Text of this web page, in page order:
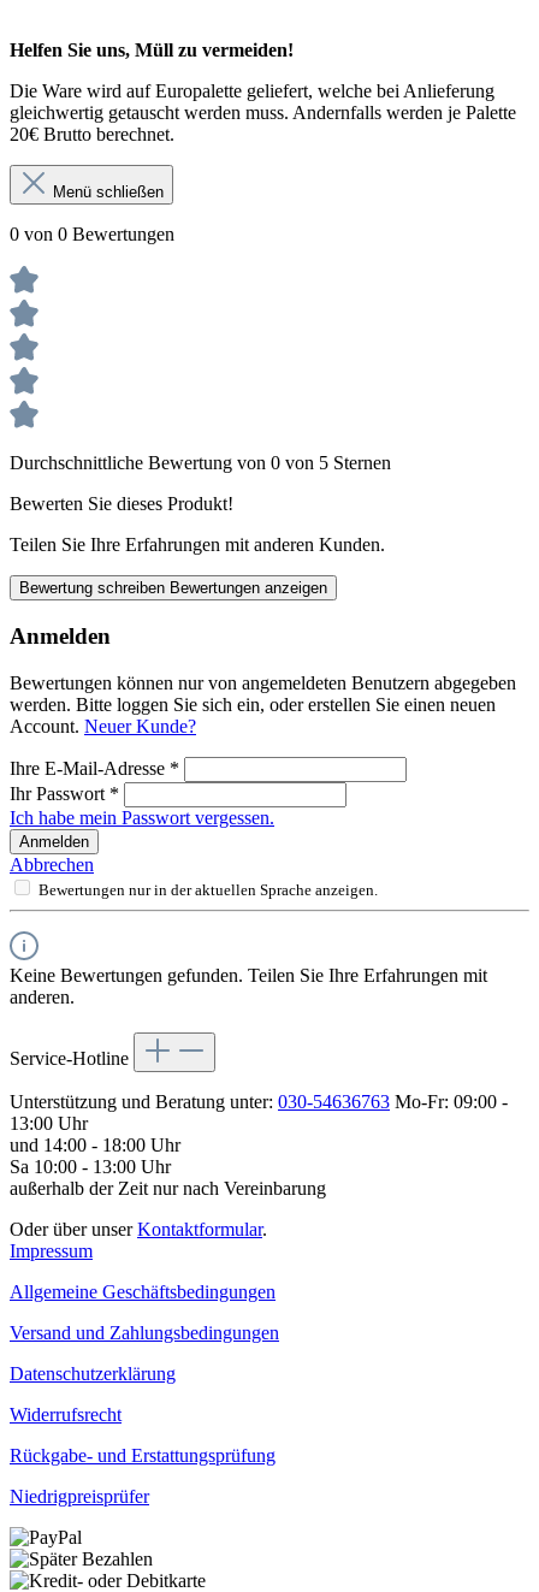
Helfen Sie uns, Müll zu vermeiden!
Die Ware wird auf Europalette geliefert, welche bei Anlieferung
gleichwertig getauscht werden muss. Andernfalls werden je Palette
20€ Brutto berechnet.
Menü schließen
0 von 0 Bewertungen
Durchschnittliche Bewertung von 0 von 5 Sternen
Bewerten Sie dieses Produkt!
Teilen Sie Ihre Erfahrungen mit anderen Kunden.
Bewertung schreiben Bewertungen anzeigen
Anmelden
Bewertungen können nur von angemeldeten Benutzern abgegeben
werden. Bitte loggen Sie sich ein, oder erstellen Sie einen neuen
Account. Neuer Kunde?
Ihre E-Mail-Adresse *
Ihr Passwort *
Ich habe mein Passwort vergessen.
Anmelden
Abbrechen
Bewertungen nur in der aktuellen Sprache anzeigen.
Keine Bewertungen gefunden. Teilen Sie Ihre Erfahrungen mit
anderen.
Service-Hotline
Unterstützung und Beratung unter: 030-54636763 Mo-Fr: 09:00 -
13:00 Uhr
und 14:00 - 18:00 Uhr
Sa 10:00 - 13:00 Uhr
außerhalb der Zeit nur nach Vereinbarung
Oder über unserKontaktformular.
Impressum
Allgemeine Geschäftsbedingungen
Versand und Zahlungsbedingungen
Datenschutzerklärung
Widerrufsrecht
Rückgabe- und Erstattungsprüfung
Niedrigpreisprüfer